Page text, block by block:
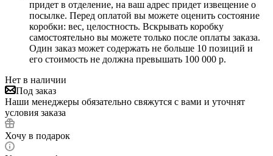
придет в отделение, на ваш адрес придет извещение о
посылке. Перед оплатой вы можете оценить состояние
коробки: вес, целостность. Вскрывать коробку
самостоятельно вы можете только после оплаты заказа.
Один заказ может содержать не больше 10 позиций и
его стоимость не должна превышать 100 000 р.
Нет в наличии
Под заказ
Наши менеджеры обязательно свяжутся с вами и уточнят
условия заказа
Хочу в подарок